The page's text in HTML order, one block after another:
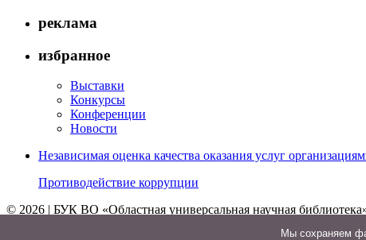
реклама
избранное
Выставки
Конкурсы
Конференции
Новости
Независимая оценка качества оказания услуг
Противодействие коррупции
© 2026 | БУК ВО «Областная универсальная научная
Мы cохраняем